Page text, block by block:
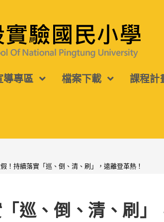
導專區 檔案下載 課程計
！持續落實「巡、倒、清、刷」，遠離登革熱！
巡、倒、清、刷」